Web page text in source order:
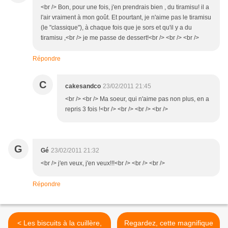
<br /> Bon, pour une fois, j'en prendrais bien , du tiramisu! il a
l'air vraiment à mon goût. Et pourtant, je n'aime pas le tiramisu
(le "classique"), à chaque fois que je sors et qu'il y a du
tiramisu ,<br /> je me passe de dessert!<br /> <br /> <br />
Répondre
C cakesandco 23/02/2011 21:45
<br /> <br /> Ma soeur, qui n'aime pas non plus, en a
repris 3 fois !<br /> <br /> <br /> <br />
G Gé 23/02/2011 21:32
<br /> j'en veux, j'en veux!!!<br /> <br /> <br />
Répondre
< Les biscuits à la cuillère,
Regardez, cette magnifique